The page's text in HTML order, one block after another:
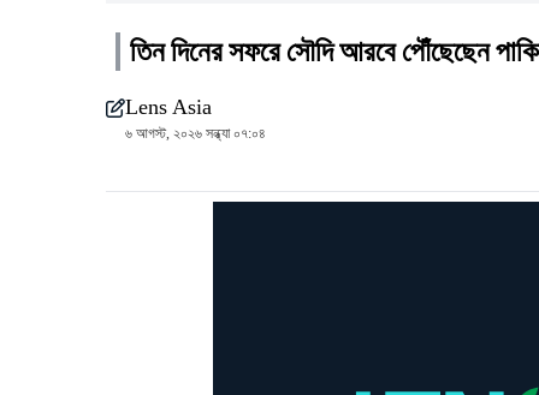
তিন দিনের সফরে সৌদি আরবে পৌঁছেছেন
Lens Asia
৬ আগস্ট, ২০২৬ সন্ধ্যা ০৭:০৪